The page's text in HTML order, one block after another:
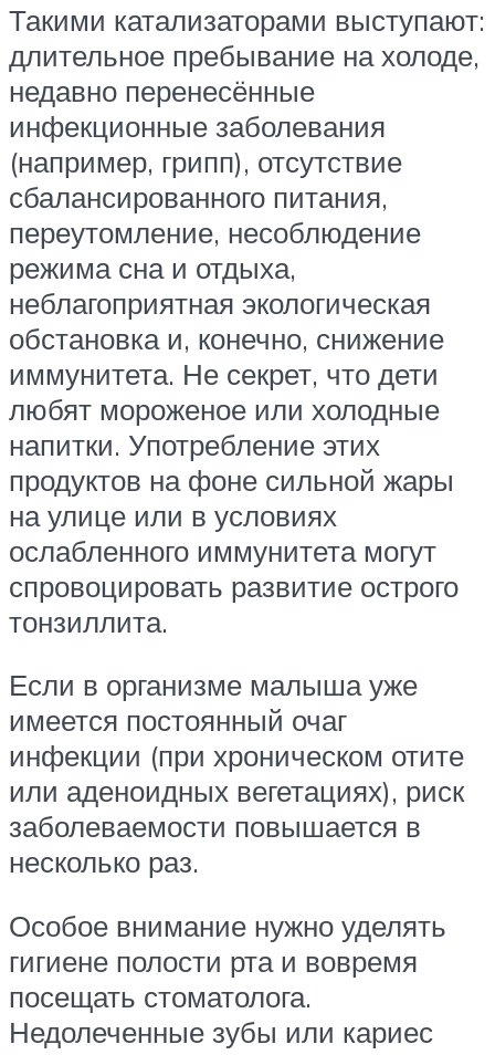
Такими катализаторами выступают:
длительное пребывание на холоде,
недавно перенесённые
инфекционные заболевания
(например, грипп), отсутствие
сбалансированного питания,
переутомление, несоблюдение
режима сна и отдыха,
неблагоприятная экологическая
обстановка и, конечно, снижение
иммунитета. Не секрет, что дети
любят мороженое или холодные
напитки. Употребление этих
продуктов на фоне сильной жары
на улице или в условиях
ослабленного иммунитета могут
спровоцировать развитие острого
тонзиллита.
Если в организме малыша уже
имеется постоянный очаг
инфекции (при хроническом отите
или аденоидных вегетациях), риск
заболеваемости повышается в
несколько раз.
Особое внимание нужно уделять
гигиене полости рта и вовремя
посещать стоматолога.
Недолеченные зубы или кариес